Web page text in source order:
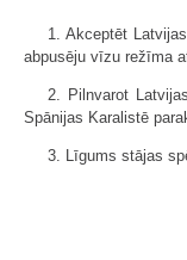
1. Akceptēt
abpusēju vīzu režīma
2. Pilnvarot
Spānijas Karalistē
3. Līgums stājas